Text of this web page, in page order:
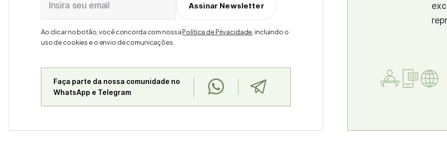
Insira seu email Assinar Newsletter
Ao clicar no botão, você concorda com nossaPolítica de Privacidade , incluindo o
uso de cookies e o envio de comunicações.
Faça parte da nossa comunidade no
WhatsApp e Telegram